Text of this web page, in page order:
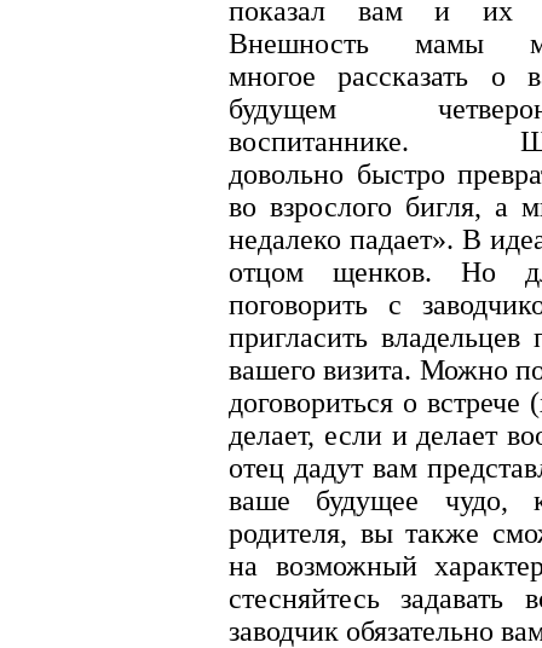
показал вам и их
Внешность мамы
многое рассказать о
будущем
воспитаннике.
довольно быстро
во взрослого бигля, а
недалеко падает». В
отцом щенков. Но
поговорить с
пригласить
вашего визита. Можно
договориться о
делает, если и делает
отец дадут вам
ваше будущее чудо,
родителя, вы также
на возможный
стесняйтесь
заводчик обязательно